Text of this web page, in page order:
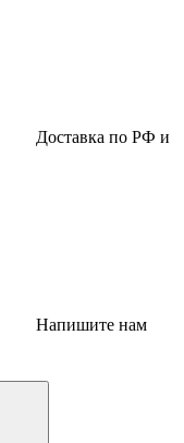
Доставка по РФ и
Напишите нам